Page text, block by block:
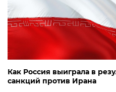
Как Россия выиграла в
санкций против Ирана